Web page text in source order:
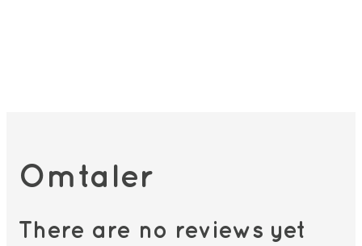
Omtaler
There are no reviews yet